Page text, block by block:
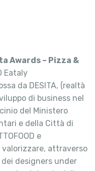
Awards – Pizza &
Eataly
da DESITA, (realtà
di business nel
del Ministero
e della Città di
e
valorizzare, attraverso
designers under